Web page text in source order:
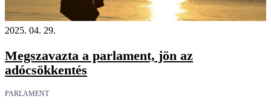
2025. 04. 29.
Megszavazta a parlament, jön az
adócsökkentés
PARLAMENT